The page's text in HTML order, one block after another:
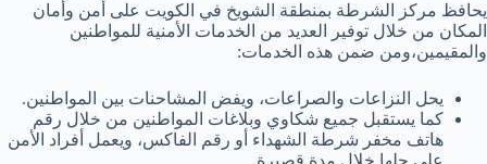
يحافظ مركز الشرطة بمنطقة الشويخ في الكويت على أمن وأمان
المكان من خلال توفير العديد من الخدمات الأمنية للمواطنين
والمقيمين،ومن ضمن هذه الخدمات:
يحل النزاعات والصراعات، ويفض المشاحنات بين المواطنين.
كما يستقبل جميع شكاوي وبلاغات المواطنين من خلال رقم
هاتف مخفر شرطة الشهداء أو رقم الفاكس، ويعمل أفراد الأمن